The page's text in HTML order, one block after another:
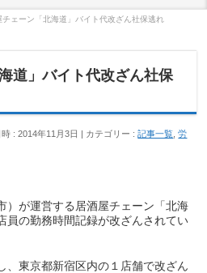
チェーン「北海道」バイト代改ざん社保逃れ
道」バイト代改ざん社保
: 2014年11月3日 カテゴリー :記事一覧 ,労
）が運営する居酒屋チェーン「北海
員の勤務時間記録が改ざんされてい
、東京都新宿区内の１店舗で改ざん